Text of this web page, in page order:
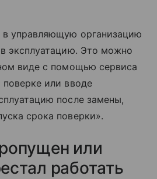
в управляющую организацию
эксплуатацию. Это можно
виде с помощью сервиса
или вводе
после замены,
срока поверки».
или
работать